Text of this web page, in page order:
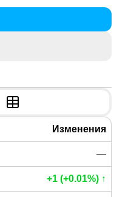
Изменения
—
+1 (+0.01%) ↑